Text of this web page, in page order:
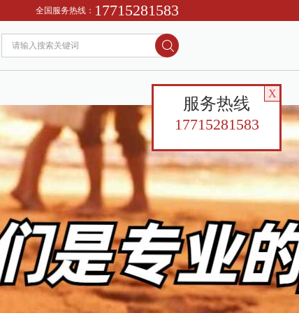
全国服务热线： 17715281583
X
服务热线
17715281583